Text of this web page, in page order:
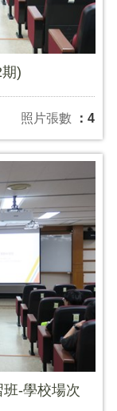
)
照片張數 ：4
-學校場次